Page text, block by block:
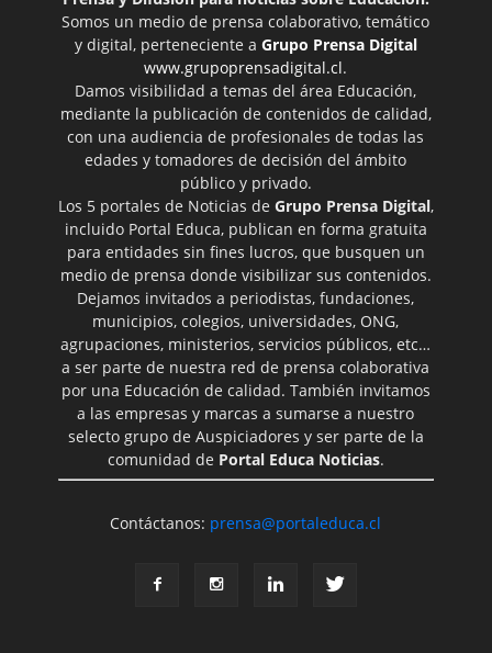
Somos un medio de prensa colaborativo, temático
y digital, perteneciente a Grupo Prensa Digital
www.grupoprensadigital.cl.
Damos visibilidad a temas del área Educación,
mediante la publicación de contenidos de calidad,
con una audiencia de profesionales de todas las
edades y tomadores de decisión del ámbito
público y privado.
Los 5 portales de Noticias de Grupo Prensa Digital,
incluido Portal Educa, publican en forma gratuita
para entidades sin fines lucros, que busquen un
medio de prensa donde visibilizar sus contenidos.
Dejamos invitados a periodistas, fundaciones,
municipios, colegios, universidades, ONG,
agrupaciones, ministerios, servicios públicos, etc…
a ser parte de nuestra red de prensa colaborativa
por una Educación de calidad. También invitamos
a las empresas y marcas a sumarse a nuestro
selecto grupo de Auspiciadores y ser parte de la
comunidad de Portal Educa Noticias.
Contáctanos: prensa@portaleduca.cl